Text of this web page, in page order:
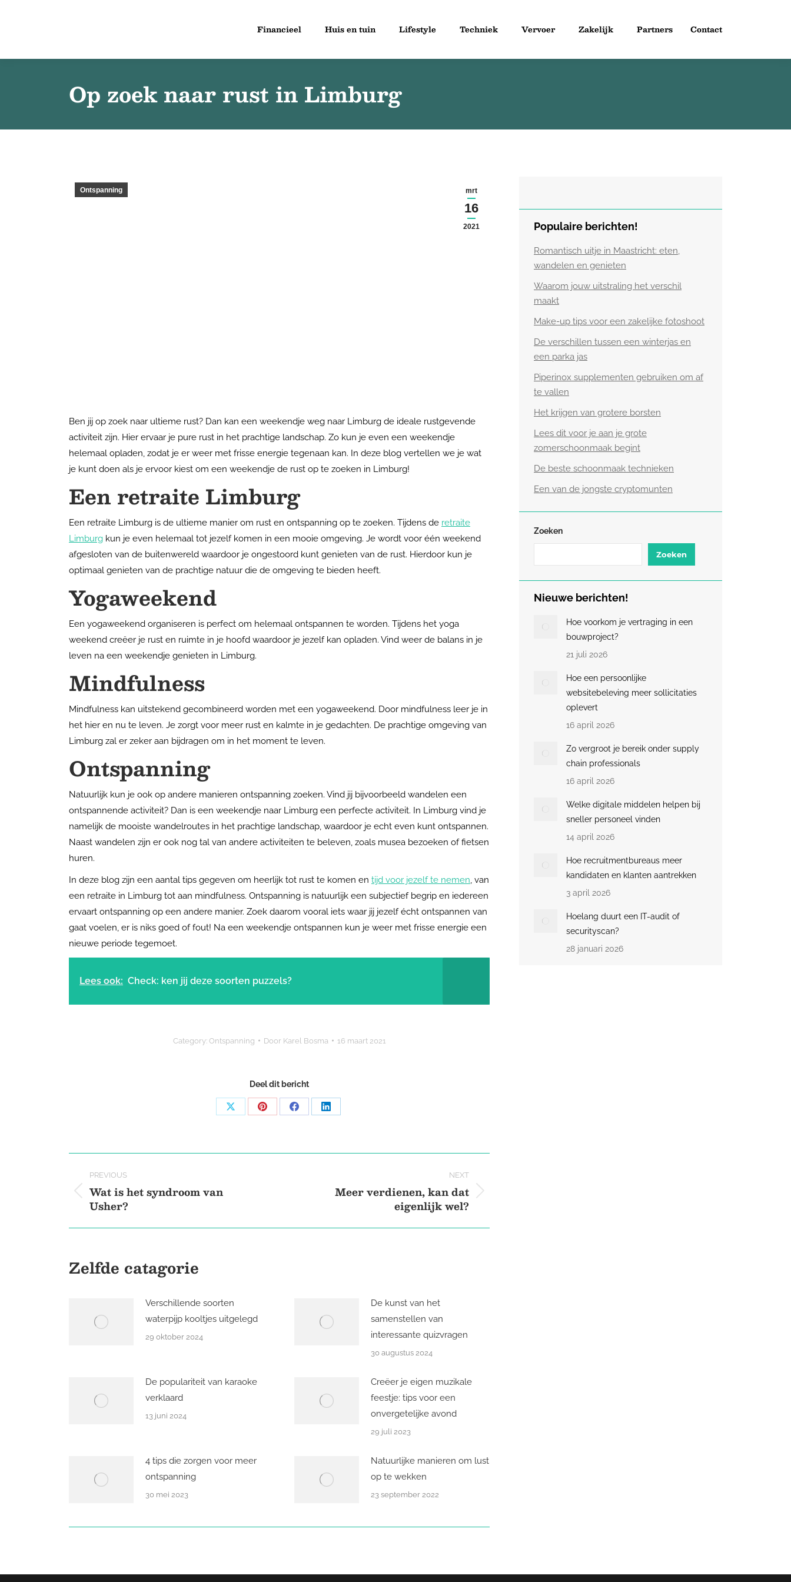
Financieel Huis en tuin Lifestyle Techniek Vervoer Zakelijk Partners Contact
Op zoek naar rust in Limburg
mrt
16
2021
Ontspanning
Ben jij op zoek naar ultieme rust? Dan kan een weekendje weg naar Limburg de ideale rustgevende
activiteit zijn. Hier ervaar je pure rust in het prachtige landschap. Zo kun je even een weekendje
helemaal opladen, zodat je er weer met frisse energie tegenaan kan. In deze blog vertellen we je wat
je kunt doen als je ervoor kiest om een weekendje de rust op te zoeken in Limburg!
Een retraite Limburg
Een retraite Limburg is de ultieme manier om rust en ontspanning op te zoeken. Tijdens de retraite
Limburg kun je even helemaal tot jezelf komen in een mooie omgeving. Je wordt voor één weekend
afgesloten van de buitenwereld waardoor je ongestoord kunt genieten van de rust. Hierdoor kun je
optimaal genieten van de prachtige natuur die de omgeving te bieden heeft.
Yogaweekend
Een yogaweekend organiseren is perfect om helemaal ontspannen te worden. Tijdens het yoga
weekend creëer je rust en ruimte in je hoofd waardoor je jezelf kan opladen. Vind weer de balans in je
leven na een weekendje genieten in Limburg.
Mindfulness
Mindfulness kan uitstekend gecombineerd worden met een yogaweekend. Door mindfulness leer je in
het hier en nu te leven. Je zorgt voor meer rust en kalmte in je gedachten. De prachtige omgeving van
Limburg zal er zeker aan bijdragen om in het moment te leven.
Ontspanning
Natuurlijk kun je ook op andere manieren ontspanning zoeken. Vind jij bijvoorbeeld wandelen een
ontspannende activiteit? Dan is een weekendje naar Limburg een perfecte activiteit. In Limburg vind je
namelijk de mooiste wandelroutes in het prachtige landschap, waardoor je echt even kunt ontspannen.
Naast wandelen zijn er ook nog tal van andere activiteiten te beleven, zoals musea bezoeken of fietsen
huren.
In deze blog zijn een aantal tips gegeven om heerlijk tot rust te komen en tijd voor jezelf te nemen , van
een retraite in Limburg tot aan mindfulness. Ontspanning is natuurlijk een subjectief begrip en iedereen
ervaart ontspanning op een andere manier. Zoek daarom vooral iets waar jij jezelf écht ontspannen van
gaat voelen, er is niks goed of fout! Na een weekendje ontspannen kun je weer met frisse energie een
nieuwe periode tegemoet.
Lees ook: Check: ken jij deze soorten puzzels?
Category: Ontspanning Door Karel Bosma 16 maart 2021
Deel dit bericht
Share Share Share Share
Post
navigation
PREVIOUS
Previous
post:
Wat is het syndroom van
Usher?
NEXT
Meer verdienen, kan dat
eigenlijk wel?
Zelfde catagorie
Verschillende soorten
waterpijp kooltjes uitgelegd
29 oktober 2024
De kunst van het
samenstellen van
interessante quizvragen
30 augustus 2024
De populariteit van karaoke
verklaard
13 juni 2024
Creëer je eigen muzikale
feestje: tips voor een
onvergetelijke avond
29 juli 2023
4 tips die zorgen voor meer
ontspanning
30 mei 2023
Natuurlijke manieren om lust
op te wekken
23 september 2022
Populaire berichten!
Romantisch uitje in Maastricht: eten,
wandelen en genieten
Waarom jouw uitstraling het verschil
maakt
Make-up tips voor een zakelijke fotoshoot
De verschillen tussen een winterjas en
een parka jas
Piperinox supplementen gebruiken om af
te vallen
Het krijgen van grotere borsten
Lees dit voor je aan je grote
zomerschoonmaak begint
De beste schoonmaak technieken
Een van de jongste cryptomunten
Zoeken
Zoeken
Nieuwe berichten!
Hoe voorkom je vertraging in een
bouwproject?
21 juli 2026
Hoe een persoonlijke
websitebeleving meer sollicitaties
oplevert
16 april 2026
Zo vergroot je bereik onder supply
chain professionals
16 april 2026
Welke digitale middelen helpen bij
sneller personeel vinden
14 april 2026
Hoe recruitmentbureaus meer
kandidaten en klanten aantrekken
3 april 2026
Hoelang duurt een IT-audit of
securityscan?
28 januari 2026